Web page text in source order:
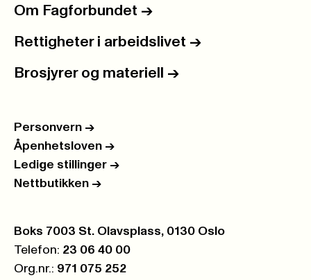
Om Fagforbundet ->
Rettigheter i arbeidslivet ->
Brosjyrer og materiell ->
Personvern ->
Åpenhetsloven ->
Ledige stillinger ->
Nettbutikken ->
Postboks:
Boks 7003 St. Olavsplass, 0130 Oslo
Telefon: 23 06 40 00
Org.nr.: 971 075 252